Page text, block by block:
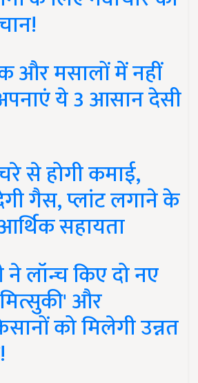
और मसालों में नहीं
ये 3 आसान देसी
से होगी कमाई,
गैस, प्लांट लगाने के
सहायता
लॉन्च किए दो नए
और
को मिलेगी उन्नत